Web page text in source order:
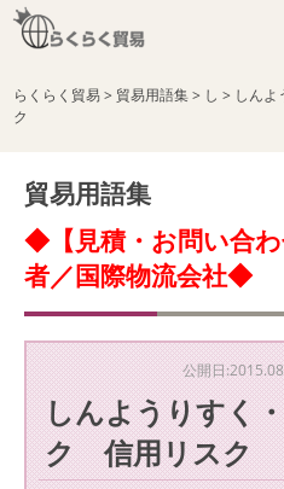
らくらく貿易> 貿易用語集> し > しん
ク
貿易用語集
◆【見積・お問い合
者／国際物流会社◆
公開日
しんようりすく
ク 信用リスク